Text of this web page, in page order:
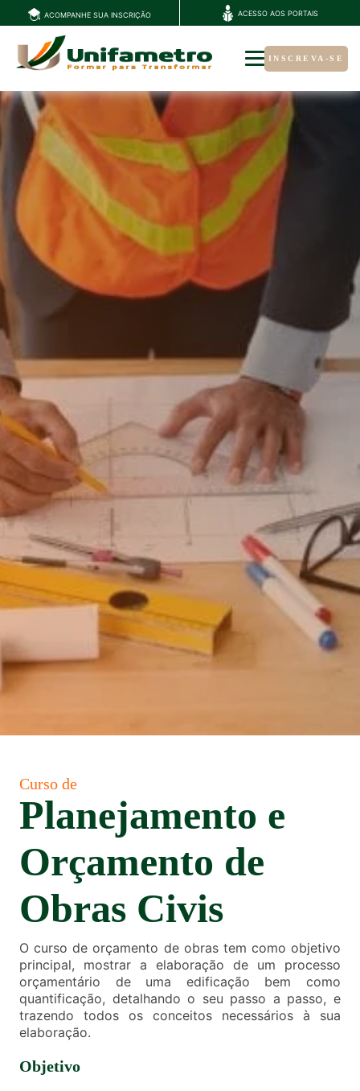
ACOMPANHE SUA INSCRIÇÃO ACESSO AOS PORTAIS
INSCREVA-SE
Curso de
Planejamento e
Orçamento de
Obras Civis
O curso de orçamento de obras tem como objetivo
principal, mostrar a elaboração de um processo
orçamentário de uma edificação bem como
quantificação, detalhando o seu passo a passo, e
trazendo todos os conceitos necessários à sua
elaboração.
Objetivo